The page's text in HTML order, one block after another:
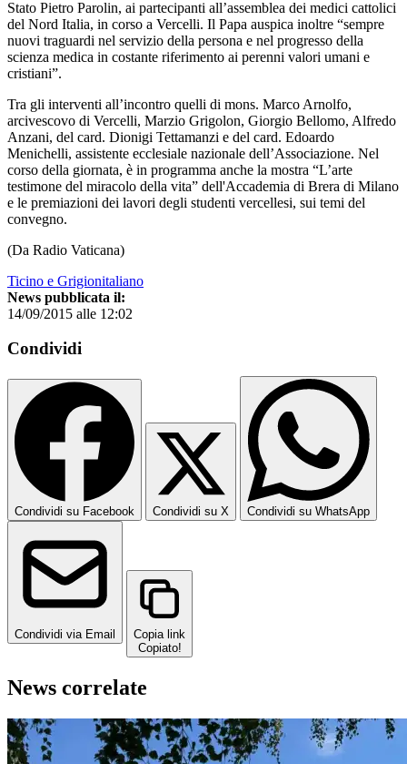
Stato Pietro Parolin, ai partecipanti all’assemblea dei medici cattolici
del Nord Italia, in corso a Vercelli. Il Papa auspica inoltre “sempre
nuovi traguardi nel servizio della persona e nel progresso della
scienza medica in costante riferimento ai perenni valori umani e
cristiani”.
Tra gli interventi all’incontro quelli di mons. Marco Arnolfo,
arcivescovo di Vercelli, Marzio Grigolon, Giorgio Bellomo, Alfredo
Anzani, del card. Dionigi Tettamanzi e del card. Edoardo
Menichelli, assistente ecclesiale nazionale dell’Associazione. Nel
corso della giornata, è in programma anche la mostra “L’arte
testimone del miracolo della vita” dell'Accademia di Brera di Milano
e le premiazioni dei lavori degli studenti vercellesi, sui temi del
convegno.
(Da Radio Vaticana)
Ticino e Grigionitaliano
News pubblicata il:
14/09/2015 alle 12:02
Condividi
Condividi su Facebook Condividi su X Condividi su WhatsApp
Condividi via Email
Copia link
Copiato!
News correlate